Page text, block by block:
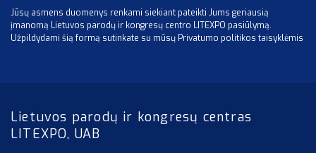
Jūsų asmens duomenys renkami siekiant pateikti Jums geriausią
įmanomą Lietuvos parodų ir kongresų centro LITEXPO pasiūlymą.
Užpildydami šią formą sutinkate su mūsų Privatumo politikos taisyklėmis
Lietuvos parodų ir kongresų centras
LITEXPO, UAB